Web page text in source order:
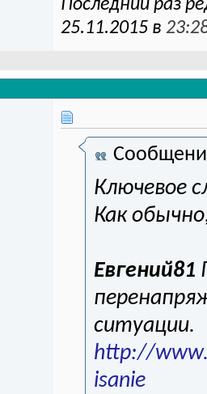
Последний раз
25.11.2015 в
Ключевое
Как
Евгений81
ситуации.
http://
isanie